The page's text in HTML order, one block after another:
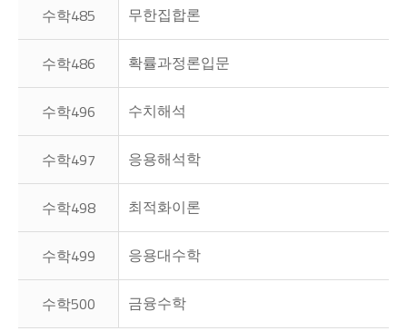
수학485 무한집합론
수학486 확률과정론입문
수학496 수치해석
수학497 응용해석학
수학498 최적화이론
수학499 응용대수학
수학500 금융수학